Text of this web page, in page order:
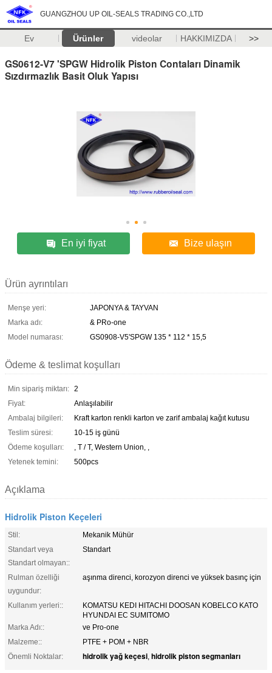
GUANGZHOU UP OIL-SEALS TRADING CO.,LTD
Ev Ürünler videolar HAKKIMIZDA >>
GS0612-V7 'SPGW Hidrolik Piston Contaları Dinamik
Sızdırmazlık Basit Oluk Yapısı
En iyi fiyat Bize ulaşın
Ürün ayrıntıları
Menşe yeri:
JAPONYA & TAYVAN
Marka adı:
& PRo-one
Model numarası:
GS0908-V5'SPGW 135 * 112 * 15,5
Ödeme & teslimat koşulları
Min sipariş miktarı: 2
Fiyat:
Anlaşılabilir
Ambalaj bilgileri:
Kraft karton renkli karton ve zarif ambalaj kağıt kutusu
Teslim süresi:
10-15 iş günü
Ödeme koşulları:
, T / T, Western Union, ,
Yetenek temini:
500pcs
Açıklama
Hidrolik Piston Keçeleri
Stil:
Mekanik Mühür
Standart veya
Standart olmayan::
Standart
Rulman özelliği
uygundur:
aşınma direnci, korozyon direnci ve yüksek basınç için
Kullanım yerleri::
KOMATSU KEDI HITACHI DOOSAN KOBELCO KATO
HYUNDAI EC SUMITOMO
Marka Adı::
ve Pro-one
Malzeme::
PTFE + POM + NBR
Önemli Noktalar:
hidrolik yağ keçesi, hidrolik piston segmanları